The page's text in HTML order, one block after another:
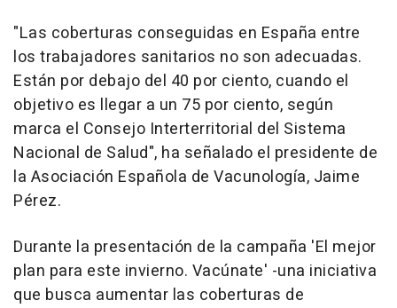
"Las coberturas conseguidas en España entre
los trabajadores sanitarios no son adecuadas.
Están por debajo del 40 por ciento, cuando el
objetivo es llegar a un 75 por ciento, según
marca el Consejo Interterritorial del Sistema
Nacional de Salud", ha señalado el presidente de
la Asociación Española de Vacunología, Jaime
Pérez.
Durante la presentación de la campaña 'El mejor
plan para este invierno. Vacúnate' -una iniciativa
que busca aumentar las coberturas de